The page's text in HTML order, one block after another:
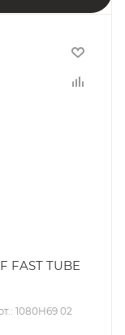
FAST TUBE
1080H69 02